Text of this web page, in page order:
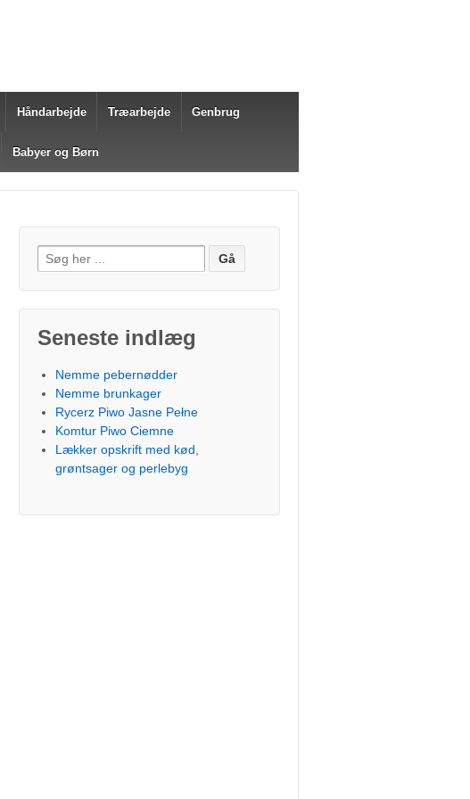
Håndarbejde Træarbejde Genbrug
Babyer og Børn
Søg efter:
Seneste indlæg
Nemme pebernødder
Nemme brunkager
Rycerz Piwo Jasne Pełne
Komtur Piwo Ciemne
Lækker opskrift med kød,
grøntsager og perlebyg